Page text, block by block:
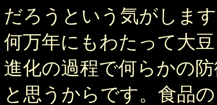
だろうという気がしま
何万年にもわたって大
進化の過程で何らかの
と思うからです。食品